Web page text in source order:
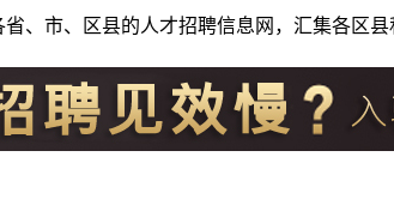
省、市、区县的人才招聘信息网，汇集各区